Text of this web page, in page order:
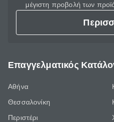
μέγιστη προβολή των
Επαγγελματικός
Αθήνα
Θεσσαλονίκη
Περιστέρι